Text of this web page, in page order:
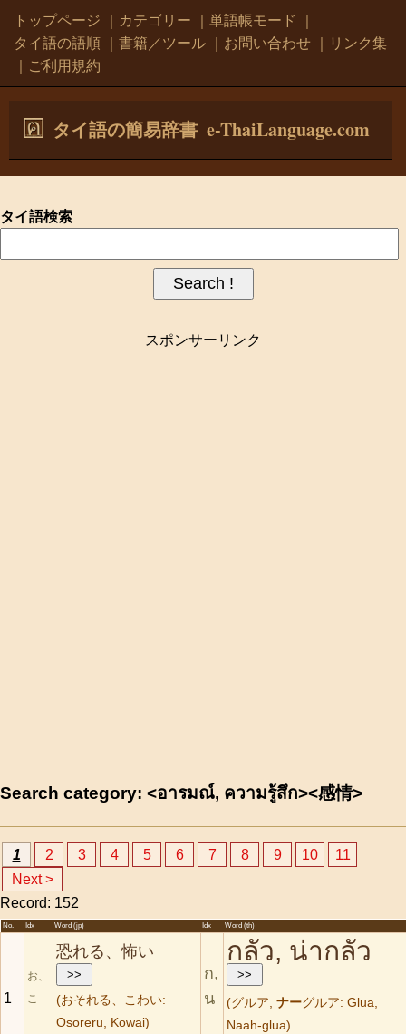
トップページ カテゴリー 単語帳モード
タイ語の語順
書籍／ツール お問い合わせ
リンク集
ご利用規約
タイ語の簡易辞書 e-ThaiLanguage.com
タイ語検索
スポンサーリンク
Search category: <อารมณ์, ความรู้สึก><感情>
1 2 3 4 5 6 7 8 9 10
11
Next >
Record: 152
No. Idx Word (jp) Idx Word (th)
1
お、
こ
恐れる、怖い
(おそれる、こわい:
Osoreru, Kowai)
ก,
น
กลัว, น่ากลัว
(グルア,ナーグルア: Glua,
Naah-glua)